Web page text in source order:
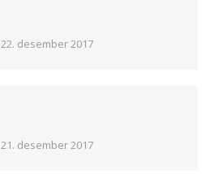
22. desember 2017
21. desember 2017